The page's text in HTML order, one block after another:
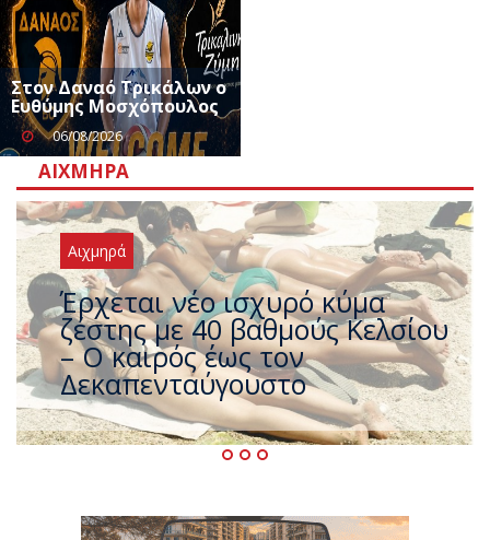
Στον Δαναό Τρικάλων ο
Ευθύμης Μοσχόπουλος
06/08/2026
ΑΙΧΜΗΡΆ
Αιχμηρά
Άφαντος ο Τσίπρας… την ώρα
που η χώρα καίγεται